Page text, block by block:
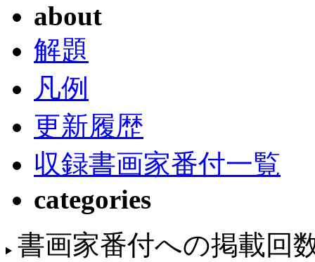
about
解題
凡例
更新履歴
収録書画家番付一覧
categories
書画家番付への掲載回